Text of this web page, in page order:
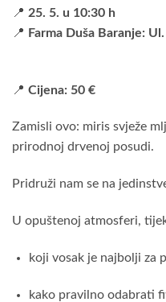
📍 25. 5. u 10:30 h
📍 Farma Duša Baranje:
📍 Cijena: 50 €
Zamisli ovo: miris svježe
prirodnoj drvenoj posudi.
Pridruži nam se na
U opuštenoj atmosferi,
koji vosak je najbolji za
kako pravilno odabrati